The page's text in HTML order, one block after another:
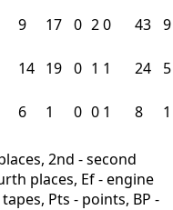
9 17 0 20 43 9
14 19 0 1 1 24
5
6 1 0 0 1 8 1
2nd - second
places, Ef - engine
Pts - points, BP -